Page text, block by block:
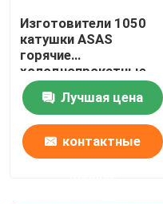
Изготовители 1050
катушки ASAS
горячие
холоднопрокатные
алюминиевые 4047
7023 украшение
тонкий AA 1110
Лучшая цена
контактные